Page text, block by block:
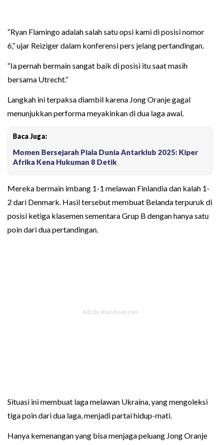
“Ryan Flamingo adalah salah satu opsi kami di posisi nomor
6,” ujar Reiziger dalam konferensi pers jelang pertandingan.
“Ia pernah bermain sangat baik di posisi itu saat masih
bersama Utrecht.”
Langkah ini terpaksa diambil karena Jong Oranje gagal
menunjukkan performa meyakinkan di dua laga awal.
Baca Juga:
Momen Bersejarah Piala Dunia Antarklub 2025: Kiper
Afrika Kena Hukuman 8 Detik
Mereka bermain imbang 1-1 melawan Finlandia dan kalah 1-
2 dari Denmark. Hasil tersebut membuat Belanda terpuruk di
posisi ketiga klasemen sementara Grup B dengan hanya satu
poin dari dua pertandingan.
Situasi ini membuat laga melawan Ukraina, yang mengoleksi
tiga poin dari dua laga, menjadi partai hidup-mati.
Hanya kemenangan yang bisa menjaga peluang Jong Oranje